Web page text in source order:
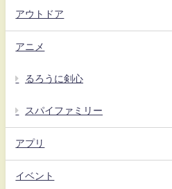
アウトドア
アニメ
るろうに剣心
スパイファミリー
アプリ
イベント